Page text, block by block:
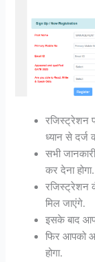
रजिस्ट्रेशन
ध्यान से दर्ज
सभी
कर देना होगा.
रजिस्ट्रेशन
मिल जाएंगे.
इसके बाद
फिर आपको
होगा.